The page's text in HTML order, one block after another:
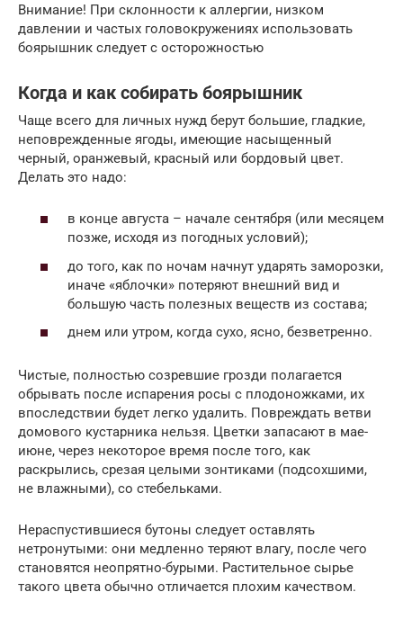
Внимание! При склонности к аллергии, низком
давлении и частых головокружениях использовать
боярышник следует с осторожностью
Когда и как собирать боярышник
Чаще всего для личных нужд берут большие, гладкие,
неповрежденные ягоды, имеющие насыщенный
черный, оранжевый, красный или бордовый цвет.
Делать это надо:
в конце августа – начале сентября (или месяцем
позже, исходя из погодных условий);
до того, как по ночам начнут ударять заморозки,
иначе «яблочки» потеряют внешний вид и
большую часть полезных веществ из состава;
днем или утром, когда сухо, ясно, безветренно.
Чистые, полностью созревшие грозди полагается
обрывать после испарения росы с плодоножками, их
впоследствии будет легко удалить. Повреждать ветви
домового кустарника нельзя. Цветки запасают в мае-
июне, через некоторое время после того, как
раскрылись, срезая целыми зонтиками (подсохшими,
не влажными), со стебельками.
Нераспустившиеся бутоны следует оставлять
нетронутыми: они медленно теряют влагу, после чего
становятся неопрятно-бурыми. Растительное сырье
такого цвета обычно отличается плохим качеством.